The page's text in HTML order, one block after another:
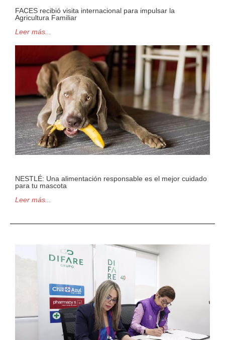
FACES recibió visita internacional para impulsar la
Agricultura Familiar
Leer más...
NESTLÉ: Una alimentación responsable es el mejor cuidado
para tu mascota
Leer más...